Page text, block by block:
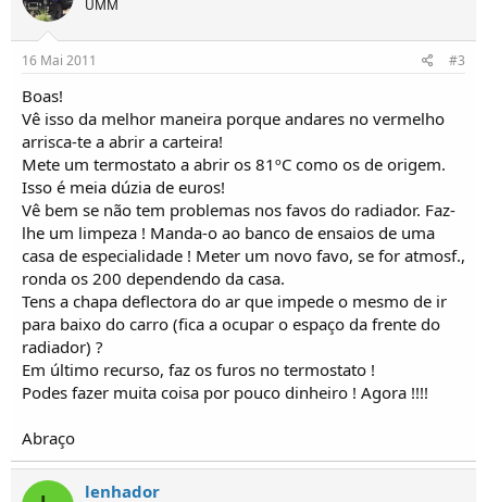
UMM
16 Mai 2011 #3
Boas!
Vê isso da melhor maneira porque andares no vermelho
arrisca-te a abrir a carteira!
Mete um termostato a abrir os 81ºC como os de origem.
Isso é meia dúzia de euros!
Vê bem se não tem problemas nos favos do radiador. Faz-
lhe um limpeza ! Manda-o ao banco de ensaios de uma
casa de especialidade ! Meter um novo favo, se for atmosf.,
ronda os 200 dependendo da casa.
Tens a chapa deflectora do ar que impede o mesmo de ir
para baixo do carro (fica a ocupar o espaço da frente do
radiador) ?
Em último recurso, faz os furos no termostato !
Podes fazer muita coisa por pouco dinheiro ! Agora !!!!
Abraço
lenhador